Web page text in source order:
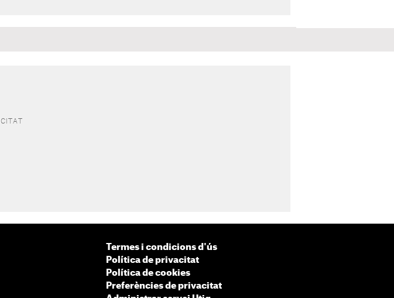
Termes i condicions d'ús
Política de privacitat
Política de cookies
Preferències de privacitat